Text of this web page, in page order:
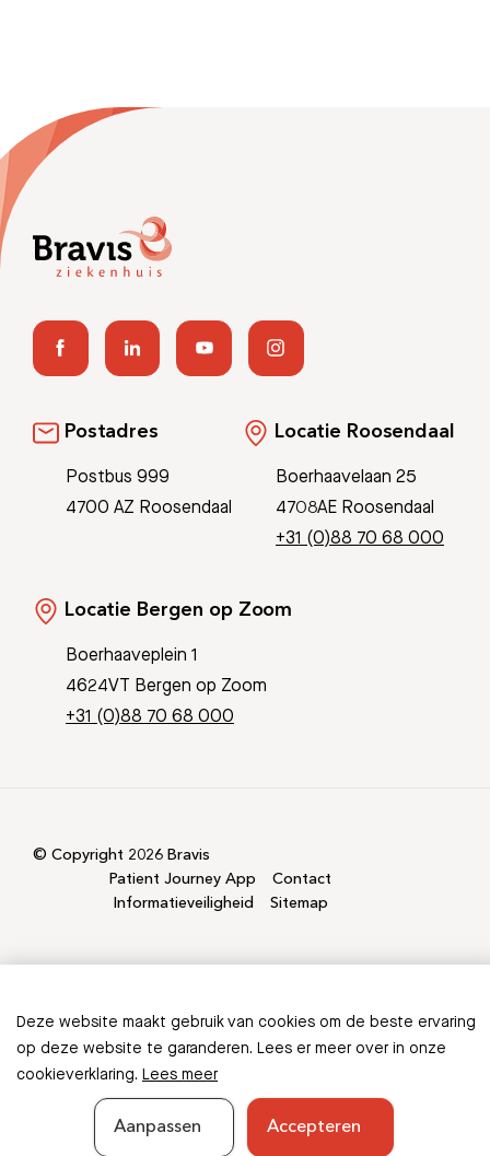
Deze website maakt gebruik van cookies om de beste ervaring
op deze website te garanderen. Lees er meer over in onze
cookieverklaring. Lees meer
Aanpassen Accepteren
Postadres
Postbus 999
4700 AZ Roosendaal
Locatie Roosendaal
Boerhaavelaan 25
4708AE Roosendaal
+31 (0)88 70 68 000
Locatie Bergen op Zoom
Boerhaaveplein 1
4624VT Bergen op Zoom
+31 (0)88 70 68 000
© Copyright 2026 Bravis
Patient Journey App
Contact
Informatieveiligheid
Sitemap